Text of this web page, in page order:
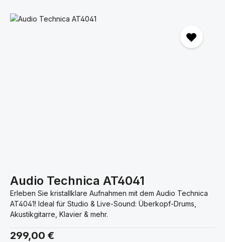
Bildergalerie überspringen
Audio Technica AT4041
Erleben Sie kristallklare Aufnahmen mit dem Audio Technica
AT4041! Ideal für Studio & Live-Sound: Überkopf-Drums,
Akustikgitarre, Klavier & mehr.
Regulärer Preis:
299,00 €